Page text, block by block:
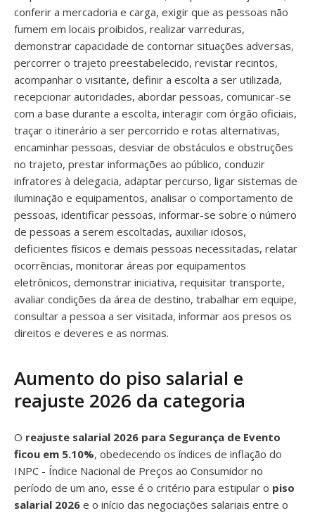
conferir a mercadoria e carga, exigir que as pessoas não
fumem em locais proibidos, realizar varreduras,
demonstrar capacidade de contornar situações adversas,
percorrer o trajeto preestabelecido, revistar recintos,
acompanhar o visitante, definir a escolta a ser utilizada,
recepcionar autoridades, abordar pessoas, comunicar-se
com a base durante a escolta, interagir com órgão oficiais,
traçar o itinerário a ser percorrido e rotas alternativas,
encaminhar pessoas, desviar de obstáculos e obstruções
no trajeto, prestar informações ao público, conduzir
infratores à delegacia, adaptar percurso, ligar sistemas de
iluminação e equipamentos, analisar o comportamento de
pessoas, identificar pessoas, informar-se sobre o número
de pessoas a serem escoltadas, auxiliar idosos,
deficientes físicos e demais pessoas necessitadas, relatar
ocorrências, monitorar áreas por equipamentos
eletrônicos, demonstrar iniciativa, requisitar transporte,
avaliar condições da área de destino, trabalhar em equipe,
consultar a pessoa a ser visitada, informar aos presos os
direitos e deveres e as normas.
Aumento do piso salarial e
reajuste 2026 da categoria
O reajuste salarial 2026 para Segurança de Evento
ficou em 5.10%, obedecendo os índices de inflação do
INPC - Índice Nacional de Preços ao Consumidor no
período de um ano, esse é o critério para estipular o piso
salarial 2026 e o início das negociações salariais entre o